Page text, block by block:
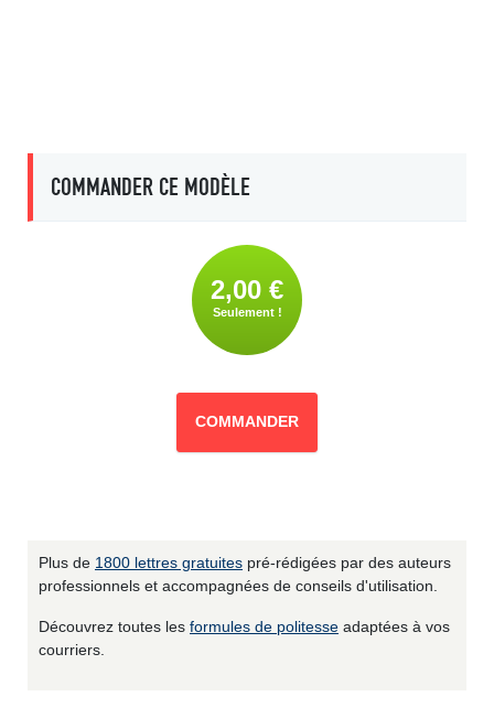
COMMANDER CE MODÈLE
2,00 €
Seulement !
COMMANDER
Plus de 1800 lettres gratuites pré-rédigées par des auteurs
professionnels et accompagnées de conseils d'utilisation.
Découvrez toutes les formules de politesse adaptées à vos
courriers.